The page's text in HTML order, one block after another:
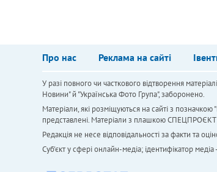
Про нас Реклама на сайті
У разі повного чи часткового відтворення
Новини" й "Українська Фото Група", заборонено.
Матеріали, які розміщуються на сайті з
представлені. Матеріали з плашкою СПЕЦПРОЄКТ є
Редакція не несе відповідальності за факти та
Cуб'єкт у сфері онлайн-медіа; ідентифікатор